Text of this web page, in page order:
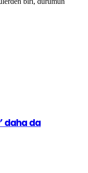
daha da